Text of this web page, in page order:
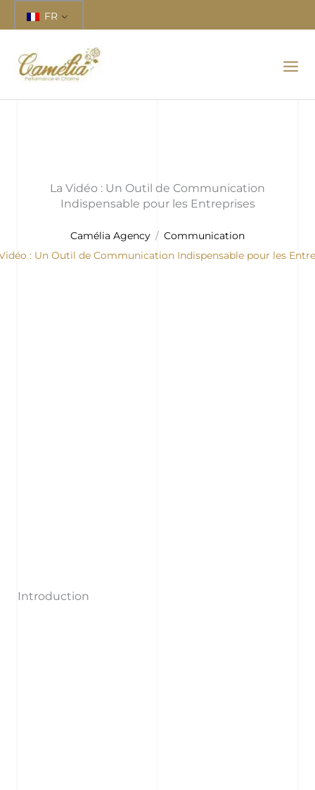
au
FR
La Vidéo : Un Outil de Communication
Indispensable pour les Entreprises
Camélia Agency
Communication
: Un Outil de Communication Indispensable pour les
Introduction